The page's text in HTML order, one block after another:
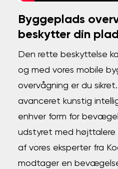
Byggeplads
beskytter din
Den rette beskyttelse
og med vores mobile
overvågning er du sikret.
avanceret kunstig
enhver form for
udstyret med højttalere
af vores eksperter fra
modtager en